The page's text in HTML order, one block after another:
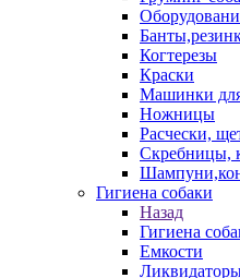
Когтерезы
Краски
Машинки
Ножницы
Расчески,
Скребницы,
Гигиена собаки
Назад
Гигиена
Емкости